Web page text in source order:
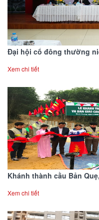
Đại hội cổ đông thường
Xem chi tiết
Khánh thành cầu Bản
Xem chi tiết